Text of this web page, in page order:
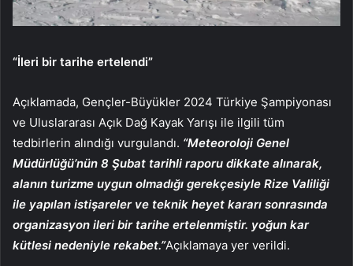
“İleri bir tarihe ertelendi”
Açıklamada, Gençler-Büyükler 2024 Türkiye Şampiyonası
ve Uluslararası Açık Dağ Kayak Yarışı ile ilgili tüm
tedbirlerin alındığı vurgulandı. “Meteoroloji Genel
Müdürlüğü’nün 8 Şubat tarihli raporu dikkate alınarak,
alanın turizme uygun olmadığı gerekçesiyle Rize Valiliği
ile yapılan istişareler ve teknik heyet kararı sonrasında
organizasyon ileri bir tarihe ertelenmiştir. yoğun kar
kütlesi nedeniyle rekabet.”Açıklamaya yer verildi.